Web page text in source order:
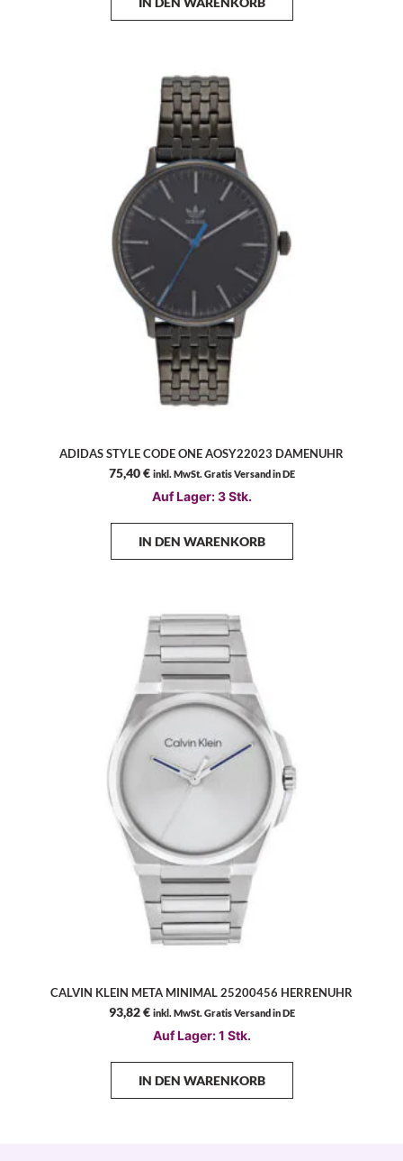
ADIDAS STYLE CODE ONE AOSY22023 DAMENUHR
75,40€ inkl. MwSt. Gratis Versand in DE
Auf Lager: 3 Stk.
IN DEN WARENKORB
CALVIN KLEIN META MINIMAL 25200456 HERRENUHR
93,82€ inkl. MwSt. Gratis Versand in DE
Auf Lager: 1 Stk.
IN DEN WARENKORB